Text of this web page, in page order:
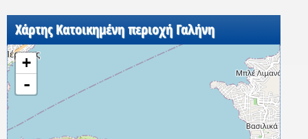
Χάρτης Κατοικημένη περιοχή Γαλήνη
+
-